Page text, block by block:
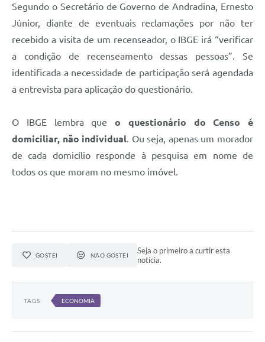
Segundo o Secretário de Governo de Andradina, Ernesto
Júnior, diante de eventuais reclamações por não ter
recebido a visita de um recenseador, o IBGE irá “verificar
a condição de recenseamento dessas pessoas”. Se
identificada a necessidade de participação será agendada
a entrevista para aplicação do questionário.
O IBGE lembra que o questionário do Censo é
domiciliar, não individual. Ou seja, apenas um morador
de cada domicílio responde à pesquisa em nome de
todos os que moram no mesmo imóvel.
GOSTEI NÃO GOSTEI
Seja o primeiro a curtir esta
notícia.
TAGS: ECONOMIA